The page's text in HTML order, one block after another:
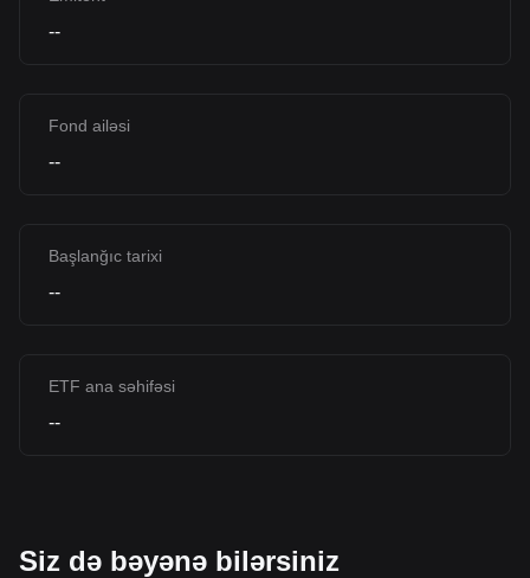
--
Fond ailəsi
--
Başlanğıc tarixi
--
ETF ana səhifəsi
--
Siz də bəyənə bilərsiniz